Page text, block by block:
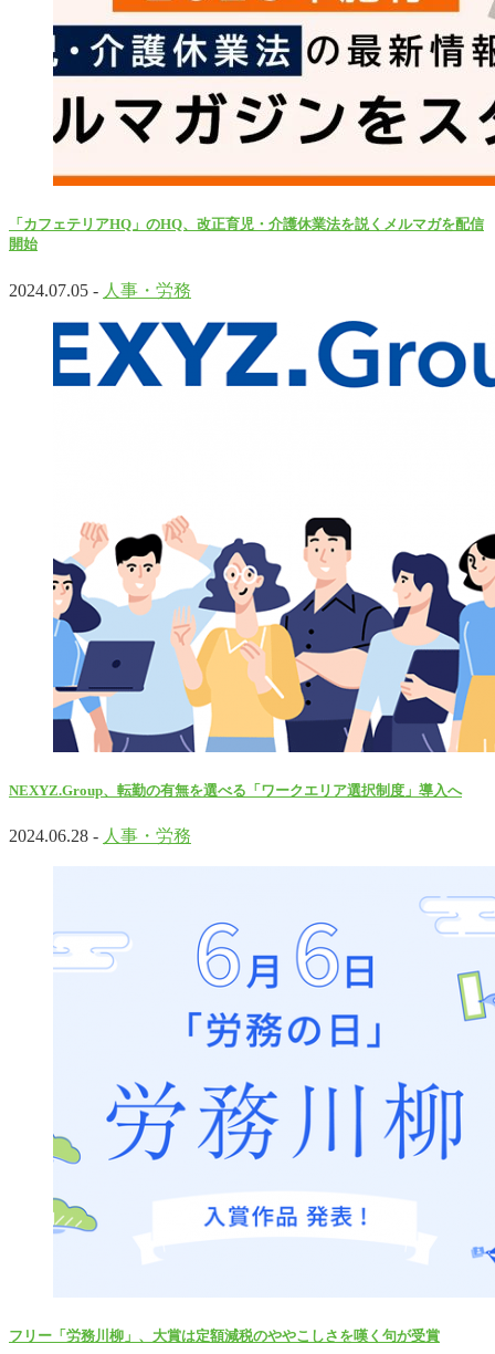
「カフェテリアHQ」のHQ、改正育児・介護休業法を説くメルマガを配信
開始
2024.07.05 - 人事・労務
NEXYZ.Group、転勤の有無を選べる「ワークエリア選択制度」導入へ
2024.06.28 - 人事・労務
フリー「労務川柳」、大賞は定額減税のややこしさを嘆く句が受賞